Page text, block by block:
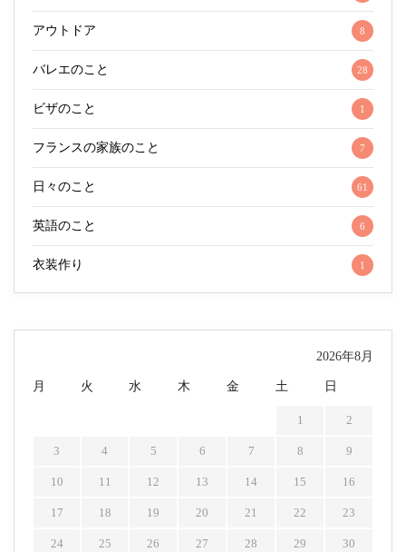
アウトドア 8
バレエのこと 28
ビザのこと 1
フランスの家族のこと 7
日々のこと 61
英語のこと 6
衣装作り 1
2026年8月
月 火 水 木 金 土 日
1 2
3 4 5 6 7 8 9
10 11 12 13 14 15 16
17 18 19 20 21 22 23
24 25 26 27 28 29 30